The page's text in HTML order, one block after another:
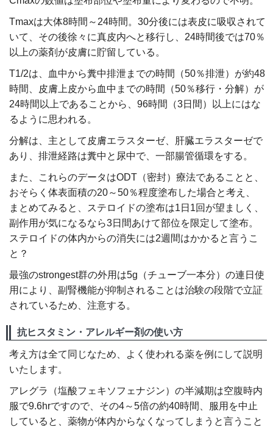
Tmaxは大体8時間～24時間。30分後には表皮に吸収されて
いて、その後徐々に真皮内へと移行し、24時間後では70％
以上の薬剤が皮膚に貯留している。
T1/2は、血中から糞中排泄までの時間（50％排泄）が約48
時間、皮膚上皮から血中までの時間（50％移行・分解）が
24時間以上であることから、96時間（3日間）以上にはな
るように思われる。
分解は、主として皮膚エラスターゼ、肝臓エラスターゼで
あり、排泄経路は糞中と尿中で、一部腸管循環をする。
また、これらのデータはODT（密封）療法であることと、
おそらく体表面積の20～50％程度塗布した場合と考え、
まとめてみると、ステロイドの塗布は1日1回が望ましく、
副作用が気になるなら3日間あけて部位を限定して塗布。
ステロイドの体内からの消失には2週間はかかると言うこ
と？
最強のstrongest群の外用は5g（チューブ一本分）の連日使
用により、副腎機能が抑制されることは治験の段階で立証
されているため、注意する。
抗ヒスタミン・アレルギー剤の使い方
考え方は全て同じなため、よく使われる薬を例にして説明
いたします。
アレグラ（塩酸フェキソフェナジン）の半減期は空腹時内
服で9.6hrですので、その4～5倍の約40時間、服用を中止
していると、薬物が体内からなくなってしまうと言うこと